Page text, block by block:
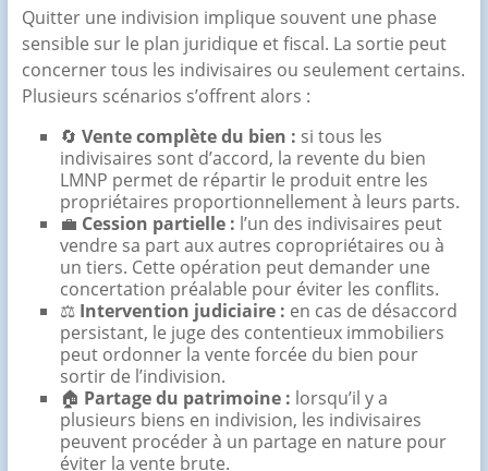
Quitter une indivision implique souvent une phase
sensible sur le plan juridique et fiscal. La sortie peut
concerner tous les indivisaires ou seulement certains.
Plusieurs scénarios s’offrent alors :
🔄 Vente complète du bien : si tous les
indivisaires sont d’accord, la revente du bien
LMNP permet de répartir le produit entre les
propriétaires proportionnellement à leurs parts.
💼 Cession partielle : l’un des indivisaires peut
vendre sa part aux autres copropriétaires ou à
un tiers. Cette opération peut demander une
concertation préalable pour éviter les conflits.
⚖️ Intervention judiciaire : en cas de désaccord
persistant, le juge des contentieux immobiliers
peut ordonner la vente forcée du bien pour
sortir de l’indivision.
🏠 Partage du patrimoine : lorsqu’il y a
plusieurs biens en indivision, les indivisaires
peuvent procéder à un partage en nature pour
éviter la vente brute.